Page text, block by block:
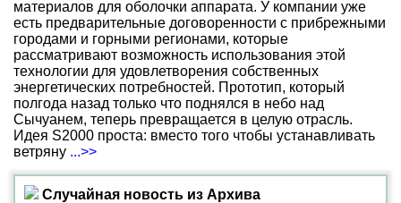
материалов для оболочки аппарата. У компании уже
есть предварительные договоренности с прибрежными
городами и горными регионами, которые
рассматривают возможность использования этой
технологии для удовлетворения собственных
энергетических потребностей. Прототип, который
полгода назад только что поднялся в небо над
Сычуанем, теперь превращается в целую отрасль.
Идея S2000 проста: вместо того чтобы устанавливать
ветряну ...>>
Случайная новость из Архива